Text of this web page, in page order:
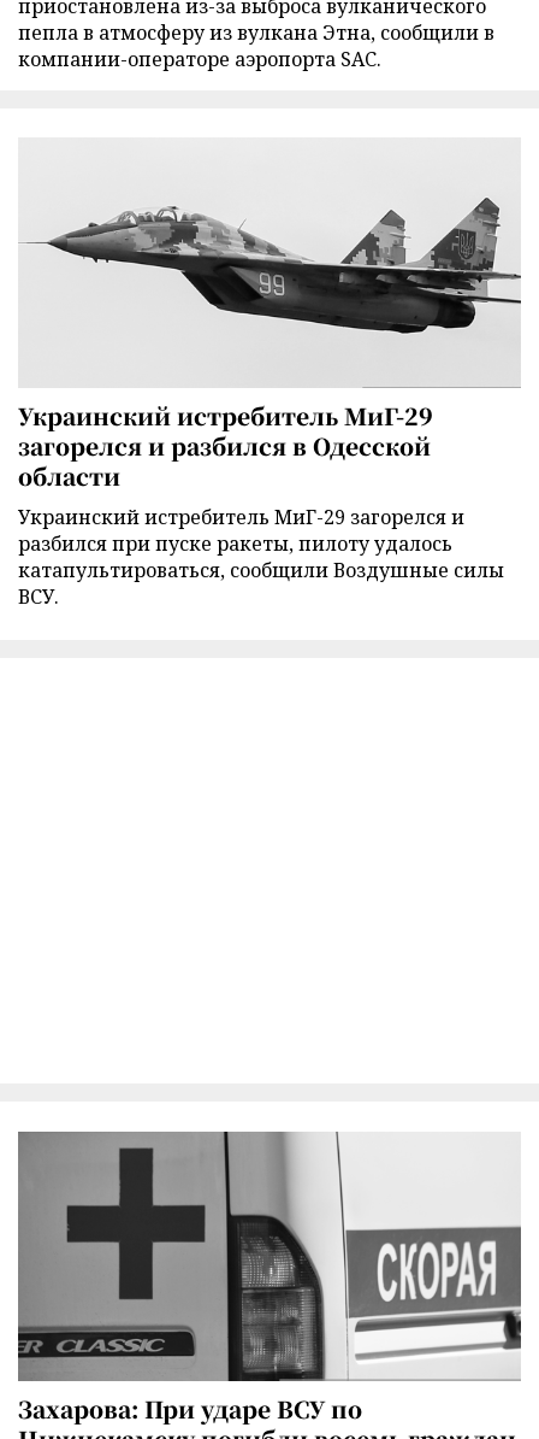
приостановлена из-за выброса вулканического
пепла в атмосферу из вулкана Этна, сообщили в
компании-операторе аэропорта SAC.
Украинский истребитель МиГ-29
загорелся и разбился в Одесской
области
Украинский истребитель МиГ-29 загорелся и
разбился при пуске ракеты, пилоту удалось
катапультироваться, сообщили Воздушные силы
ВСУ.
Захарова: При ударе ВСУ по